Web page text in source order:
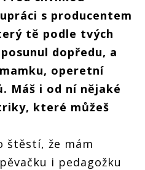
s producentem
tě podle tvých
dopředu, a
operetní
Máš i od ní nějaké
které můžeš
štěstí, že mám
i pedagožku